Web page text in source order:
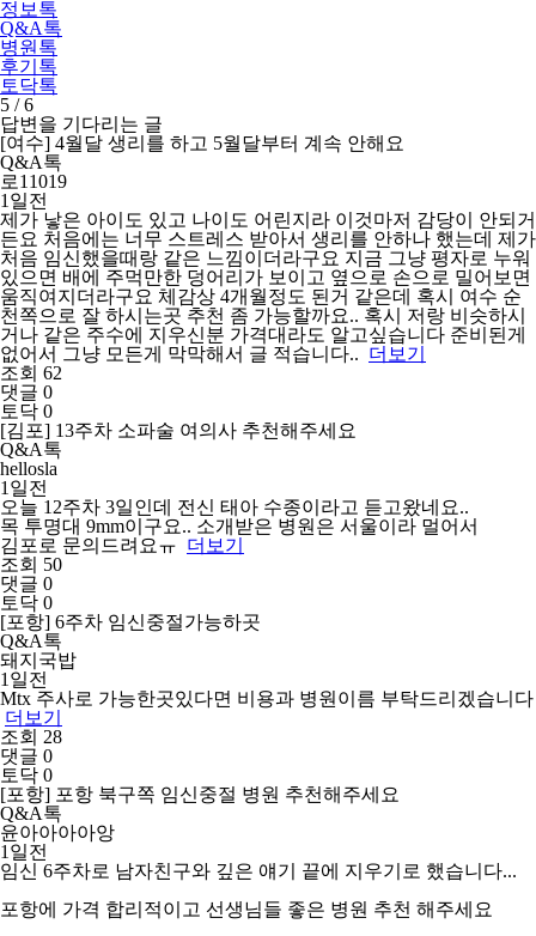
정보톡
Q&A톡
병원톡
후기톡
토닥톡
5 /6
답변을 기다리는 글
[여수] 4월달 생리를 하고 5월달부터 계속 안해요
Q&A톡
로11019
1일전
제가 낳은 아이도 있고 나이도 어린지라 이것마저 감당이 안되거
든요 처음에는 너무 스트레스 받아서 생리를 안하나 했는데 제가
처음 임신했을때랑 같은 느낌이더라구요 지금 그냥 평자로 누워
있으면 배에 주먹만한 덩어리가 보이고 옆으로 손으로 밀어보면
움직여지더라구요 체감상 4개월정도 된거 같은데 혹시 여수 순
천쪽으로 잘 하시는곳 추천 좀 가능할까요.. 혹시 저랑 비슷하시
거나 같은 주수에 지우신분 가격대라도 알고싶습니다 준비된게
없어서 그냥 모든게 막막해서 글 적습니다.. 더보기
조회 62
댓글 0
토닥 0
[김포] 13주차 소파술 여의사 추천해주세요
Q&A톡
hellosla
1일전
오늘 12주차 3일인데 전신 태아 수종이라고 듣고왔네요..
목 투명대 9mm이구요.. 소개받은 병원은 서울이라 멀어서
김포로 문의드려요ㅠ 더보기
조회 50
댓글 0
토닥 0
[포항] 6주차 임신중절가능하곳
Q&A톡
돼지국밥
1일전
Mtx 주사로 가능한곳있다면 비용과 병원이름 부탁드리겠습니다
더보기
조회 28
댓글 0
토닥 0
[포항] 포항 북구쪽 임신중절 병원 추천해주세요
Q&A톡
윤아아아아앙
1일전
임신 6주차로 남자친구와 깊은 얘기 끝에 지우기로 했습니다...
포항에 가격 합리적이고 선생님들 좋은 병원 추천 해주세요